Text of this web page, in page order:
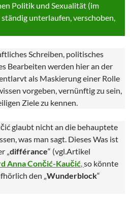
Politik und Sexualität (im
unterlaufen, verschoben,
Schreiben, politisches
Bearbeiten werden hier an der
als Maskierung einer Rolle
vorgeben, vernünftig zu sein,
Ziele zu kennen.
glaubt nicht an die behauptete
was man sagt. Dieses Was ist
„différance“ (vgl.Artikel
Anna Cončić-Kaučić,so könnte
den „Wunderblock“